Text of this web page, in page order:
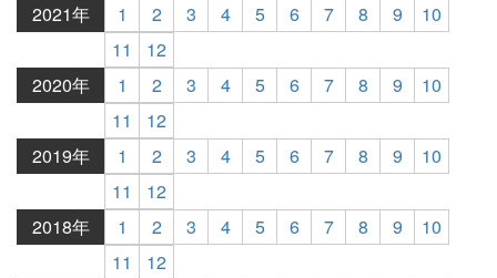
2021年
1 2 3 4 5 6 7 8 9
10
11
12
2020年
1 2 3 4 5 6 7 8 9
10
11
12
2019年
1 2 3 4 5 6 7 8 9
10
11
12
2018年
1 2 3 4 5 6 7 8 9
10
11
12